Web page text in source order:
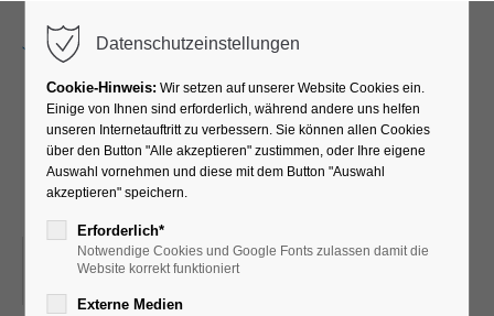
Mandolinenorchester
Geseke
02.04.2023, 15:00
Datenschutzeinstellungen
Cookie-Hinweis: Wir setzen auf unserer Website Cookies ein.
Einige von Ihnen sind erforderlich, während andere uns helfen
unseren Internetauftritt zu verbessern. Sie können allen Cookies
über den Button "Alle akzeptieren" zustimmen, oder Ihre eigene
Auswahl vornehmen und diese mit dem Button "Auswahl
akzeptieren" speichern.
Erforderlich*
Notwendige Cookies und Google Fonts zulassen damit die
Website korrekt funktioniert
Externe Medien